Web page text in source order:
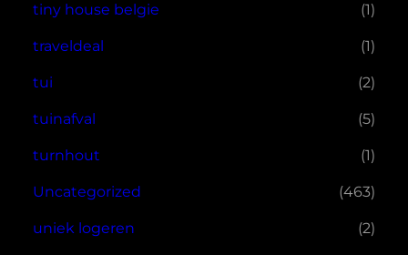
tiny house belgie (1)
traveldeal (1)
tui (2)
tuinafval (5)
turnhout (1)
Uncategorized (463)
uniek logeren (2)